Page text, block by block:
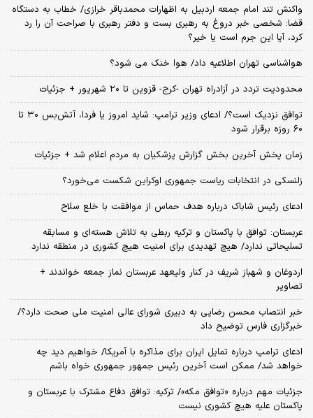
واکنش تند امام جمعه اردبیل به اظهارات محمدباقر خرازی/ خطاب به دستگاه
قضا: شخصی خبر دروغ به رهبری بست و دفتر رهبری با صراحت آن را رد
کرد، آیا این جرم است یا خیر؟
هواشناسی تهران اطلاعیه داد/ هوا خنک می شود؟
محدودیت تردد در آزادراه تهران -کرج- قزوین تا ۲۰ شهریور + جزئیات
توافق نزدیک است؟/ ادعای وزیر ترامپ: شاید امروز یا فردا، آتش‌بس ۳۰ تا
۶۰ روزه برقرار شود
زمان پخش آخرین بخش گزارش پزشکیان به مردم اعلام شد + جزئیات
زلنسکی در انتخابات ریاست جمهوری اوکراین شکست می‌خورد؟
ادعای رئیس شاباک درباره هدف حماس از موافقت با خلع سلاح
عربستان: توافق با پاکستان و ترکیه ربطی به تلاش هسته‌ای و مسابقه
تسلیحاتی ندارد/ هیچ تهدیدی برای امنیت هیچ کشوری در منطقه ندارد
اردوغان و شهباز شریف در کنار ولیعهد عربستان نماز جمعه خواندند +
تصاویر
خبر انتصاب محسن رضایی به دبیری شورای عالی امنیت ملی صحت دارد؟/
خبرگزاری فارس توضیح داد
ادعای ترامپ درباره تمایل ایران برای مذاکره با آمریکا/ خواهیم دید چه
خواهد شد/ ممکن است آخرین رئیس‌ جمهور جمهوری خواه باشم
جزئیات مهم درباره «توافق مکه»/ ترکیه‌: توافق دفاع مشترک با عربستان و
پاکستان علیه هیچ کشوری نیست